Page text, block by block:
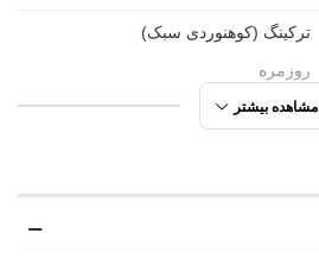
: بادوام، تنفس پذیر و خوش فرم
ترکینگ (کوهنوردی سبک)
روزمره
طبیعت گردی
روزمره
مشاهده بیشتر